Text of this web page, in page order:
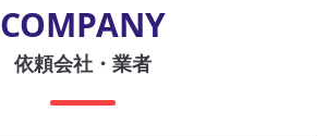
COMPANY
依頼会社・業者